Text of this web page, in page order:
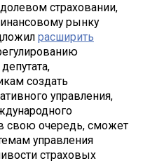
страховании,
рынку
расширить
создать
управления,
свою очередь, сможет
управления
страховых